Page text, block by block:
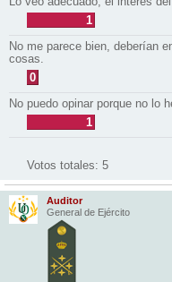
1
No me parece bien, deberían
cosas.
0
No puedo opinar porque no lo
1
Votos totales: 5
Auditor
General de Ejército